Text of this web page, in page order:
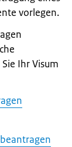
vorlegen.
Ihr Visum